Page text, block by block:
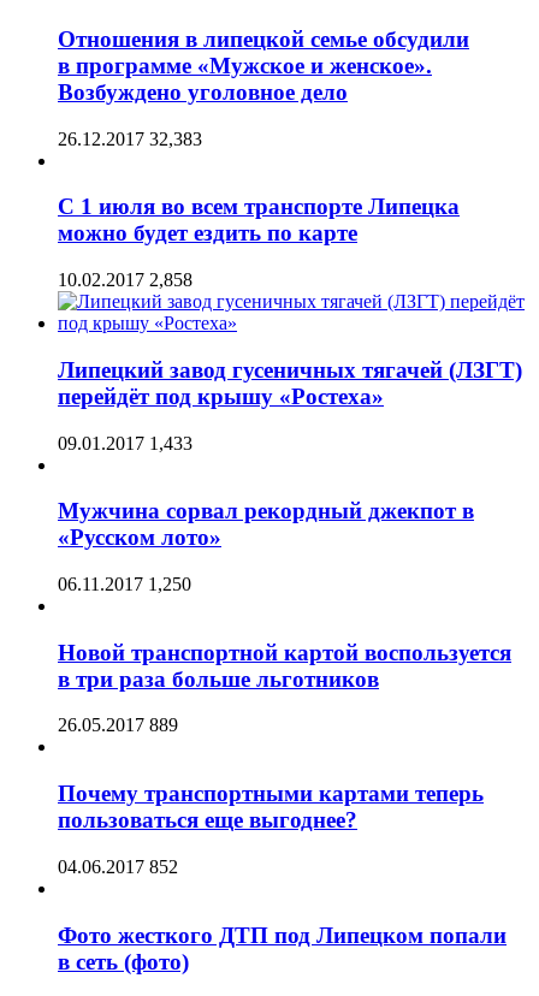
Отношения в липецкой семье обсудили
в программе «Мужское и женское».
Возбуждено уголовное дело
26.12.2017 32,383
С 1 июля во всем транспорте Липецка
можно будет ездить по карте
10.02.2017 2,858
Липецкий завод гусеничных тягачей (ЛЗГТ)
перейдёт под крышу «Ростеха»
09.01.2017 1,433
Мужчина сорвал рекордный джекпот в
«Русском лото»
06.11.2017 1,250
Новой транспортной картой воспользуется
в три раза больше льготников
26.05.2017 889
Почему транспортными картами теперь
пользоваться еще выгоднее?
04.06.2017 852
Фото жесткого ДТП под Липецком попали
в сеть (фото)